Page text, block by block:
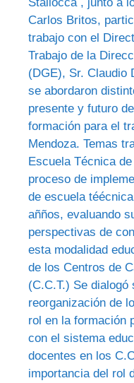
Carlos Britos,
trabajo con el
Trabajo de la
(DGE), Sr. Claudio
se abordaron
presente y futuro
formación para el
Mendoza. Temas
Escuela Técnica
proceso de
de escuela
añños, evaluando
perspectivas de
esta modalidad
de los Centros de
(C.C.T.) Se
reorganización de
rol en la formación
con el sistema
docentes en los
importancia del rol